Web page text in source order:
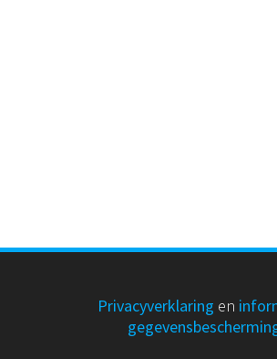
Privacyverklaring en